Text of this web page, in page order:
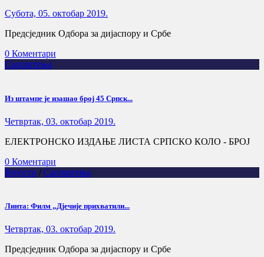
Субота, 05. октобар 2019.
Предсједник Одбора за дијаспору и Србе
0 Коментари
Саопштења
Из штампе је изашао број 45 Српск...
Четвртак, 03. октобар 2019.
ЕЛЕКТРОНСКО ИЗДАЊЕ ЛИСТА СРПСКО КОЛО - БРОЈ
0 Коментари
Вијести / Саопштења
Линта: Филм „Дјечије прихватили...
Четвртак, 03. октобар 2019.
Предсједник Одбора за дијаспору и Србе